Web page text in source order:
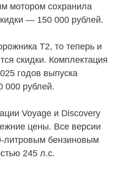
мотором сохранила
— 150 000 рублей.
T2, то теперь и
скидки. Комплектация
годов выпуска
000 рублей.
Voyage и Discovery
цены. Все версии
литровым бензиновым
245 л.с.